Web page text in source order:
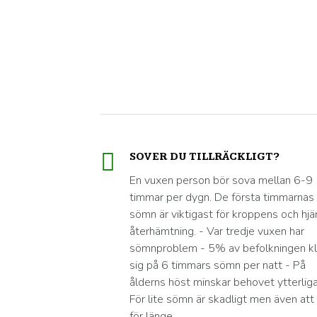
SOVER DU TILLRÄCKLIGT?
En vuxen person bör sova mellan 6-9
timmar per dygn. De första timmarnas
sömn är viktigast för kroppens och
återhämtning. - Var tredje vuxen har
sömnproblem - 5% av befolkningen
sig på 6 timmars sömn per natt - På
ålderns höst minskar behovet
För lite sömn är skadligt men även att